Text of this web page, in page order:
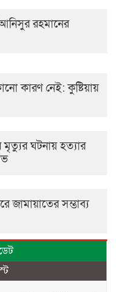
আনিসুর রহমানের
কারণ নেই: কুষ্টিয়ায়
ঘটনায় হত্যার
জামায়াতের সম্ভাব্য